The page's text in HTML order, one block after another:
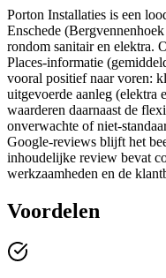
Porton Installaties is een
Enschede
rondom sanitair en elektra.
Places-informatie
vooral positief naar voren:
uitgevoerde aanleg (elektra
waarderen daarnaast de
onverwachte of niet-
Google-reviews blijft het
inhoudelijke review bevat
werkzaamheden en de
Voordelen